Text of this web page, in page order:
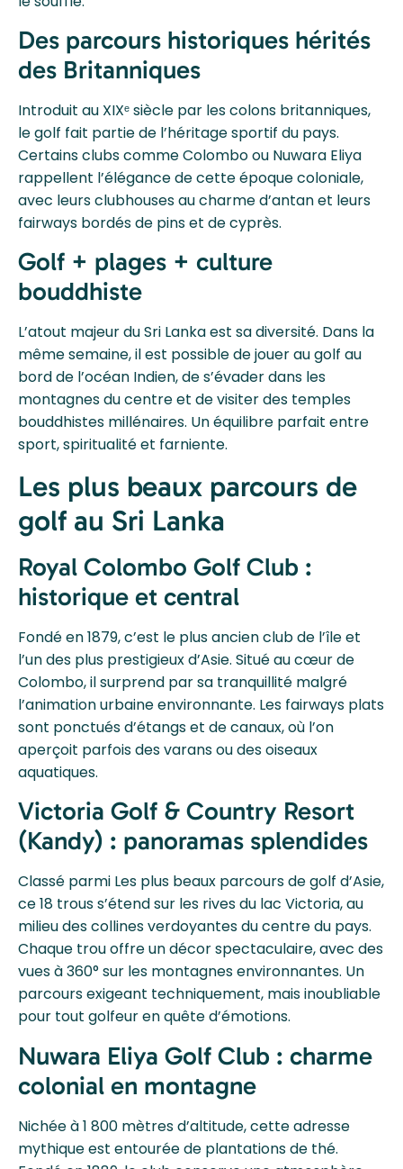
Des parcours historiques hérités
des Britanniques
Introduit au XIXᵉ siècle par les colons britanniques,
le golf fait partie de l’héritage sportif du pays.
Certains clubs comme Colombo ou Nuwara Eliya
rappellent l’élégance de cette époque coloniale,
avec leurs clubhouses au charme d’antan et leurs
fairways bordés de pins et de cyprès.
Golf + plages + culture
bouddhiste
L’atout majeur du Sri Lanka est sa diversité. Dans la
même semaine, il est possible de jouer au golf au
bord de l’océan Indien, de s’évader dans les
montagnes du centre et de visiter des temples
bouddhistes millénaires. Un équilibre parfait entre
sport, spiritualité et farniente.
Les plus beaux parcours de
golf au Sri Lanka
Royal Colombo Golf Club :
historique et central
Fondé en 1879, c’est le plus ancien club de l’île et
l’un des plus prestigieux d’Asie. Situé au cœur de
Colombo, il surprend par sa tranquillité malgré
l’animation urbaine environnante. Les fairways plats
sont ponctués d’étangs et de canaux, où l’on
aperçoit parfois des varans ou des oiseaux
aquatiques.
Victoria Golf & Country Resort
(Kandy) : panoramas splendides
Classé parmi Les plus beaux parcours de golf d’Asie,
ce 18 trous s’étend sur les rives du lac Victoria, au
milieu des collines verdoyantes du centre du pays.
Chaque trou offre un décor spectaculaire, avec des
vues à 360° sur les montagnes environnantes. Un
parcours exigeant techniquement, mais inoubliable
pour tout golfeur en quête d’émotions.
Nuwara Eliya Golf Club : charme
colonial en montagne
Nichée à 1 800 mètres d’altitude, cette adresse
mythique est entourée de plantations de thé.